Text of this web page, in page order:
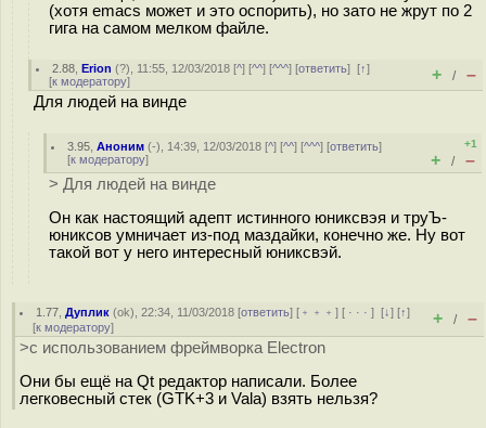
(хотя emacs может и это оспорить), но зато не жрут по 2
гига на самом мелком файле.
2.88 ,Erion (?), 11:55, 12/03/2018 [^] [^^] [^^^] [ответить][↑]
[к модератору] + / –
Для людей на винде
3.95 ,Аноним (-), 14:39, 12/03/2018 [^] [^^] [^^^] [ответить]
[к модератору]
+1
+ / –
> Для людей на винде
Он как настоящий адепт истинного юниксвэя и труЪ-
юниксов умничает из-под маздайки, конечно же. Ну вот
такой вот у него интересный юниксвэй.
1.77 ,Дуплик (ok), 22:34, 11/03/2018 [ответить] [ ﹢﹢﹢] [ · · ·][↓] [↑]
[к модератору] + / –
>с использованием фреймворка Electron
Они бы ещё на Qt редактор написали. Более
легковесный стек (GTK+3 и Vala) взять нельзя?